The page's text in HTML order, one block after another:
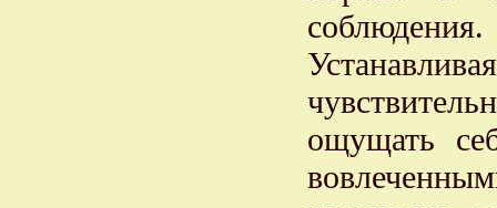
соблюдения.
ощущать